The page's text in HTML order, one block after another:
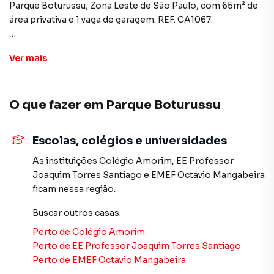
Parque Boturussu, Zona Leste de São Paulo, com 65m² de
área privativa e 1 vaga de garagem. REF. CA1067.
integra um condomínio fechado, diferencial relevante para
residencial consolidado na Zona Leste, bem servido de
O imóvel tem 65m² de área privativa com planta funcional:
2 suítes, sala de estar, cozinha e área de serviço. As duas
suítes asseguram privacidade individual para todos os
moradores, configuração ideal para casal com filho ou dois
independentes. A vaga de garagem está inclusa.
O sobrado no Parque Boturussu se destaca pela
combinação de condomínio fechado com acesso
Ver mais
O que fazer em Parque Boturussu
Escolas, colégios e universidades
As instituições Colégio Amorim, EE Professor
Joaquim Torres Santiago e EMEF Octávio Mangabeira
ficam nessa região.
Buscar outros casas:
Perto de Colégio Amorim
Perto de EE Professor Joaquim Torres Santiago
Perto de EMEF Octávio Mangabeira